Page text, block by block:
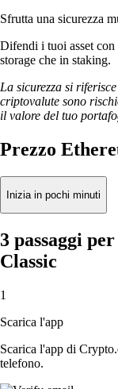
Sfrutta una sicurezza
Difendi i tuoi asset
storage che in staking.
La sicurezza si
criptovalute sono
il valore del tuo
Prezzo
Inizia in pochi minuti
3 passaggi
Classic
1
Scarica l'app
Scarica l'app di
telefono.